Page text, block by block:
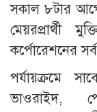
সকাল ৮টার
মেয়রপ্রার্থী
কর্পোরেশনের
পর্যায়ক্রমে
ভাওরাইদ,